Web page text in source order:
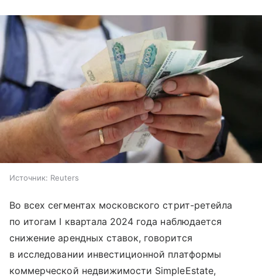
Источник: Reuters
Во всех сегментах московского стрит-ретейла
по итогам I квартала 2024 года наблюдается
снижение арендных ставок, говорится
в исследовании инвестиционной платформы
коммерческой недвижимости SimpleEstate,